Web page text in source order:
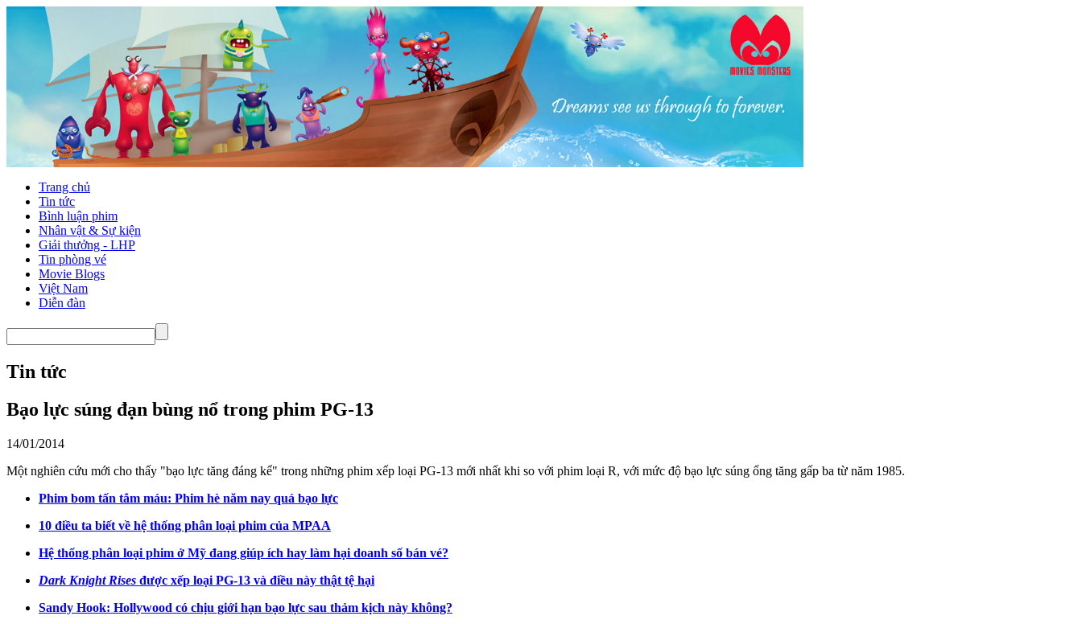
Trang chủ
Tin tức
Bình luận phim
Nhân vật & Sự kiện
Giải thưởng - LHP
Tin phòng vé
Movie Blogs
Việt Nam
Diễn đàn
Tin tức
Bạo lực súng đạn bùng nổ trong phim PG-13
14/01/2014
Một nghiên cứu mới cho thấy "bạo lực tăng đáng kể" trong những phim xếp loại PG-13 mới nhất khi so với phim loại R, với mức độ bạo lực súng ống tăng gấp ba từ năm 1985.
Phim bom tấn tắm máu: Phim hè năm nay quá bạo lực
10 điều ta biết về hệ thống phân loại phim của MPAA
Hệ thống phân loại phim ở Mỹ đang giúp ích hay làm hại doanh số bán vé?
Dark Knight Rises được xếp loại PG-13 và điều này thật tệ hại
Sandy Hook: Hollywood có chịu giới hạn bạo lực sau thảm kịch này không?